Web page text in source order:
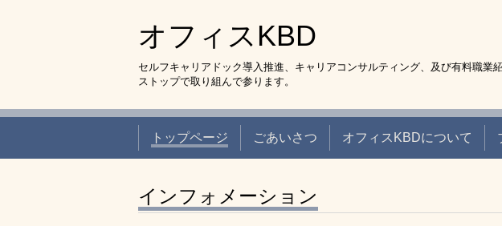
オフィスKBD
セルフキャリアドック導入推進、キャリアコンサルティング、及び有料職業
ストップで取り組んで参ります。
トップページ ごあいさつ オフィスKBDについて
インフォメーション